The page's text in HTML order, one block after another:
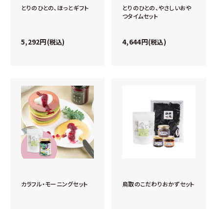
とりのひとの、ほっとギフト
5,292 税込
とりのひとの、やさしいおや
つタイムセット
4,644 税込
カラフル・モーニングセット 鳥取のこだわりおかずセット